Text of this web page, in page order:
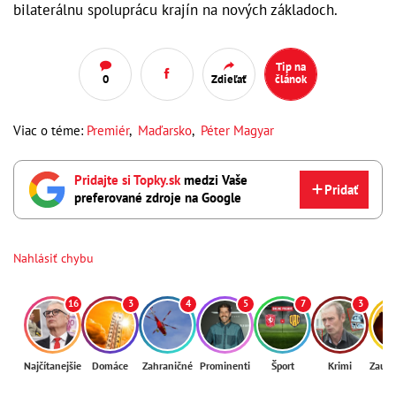
bilaterálnu spoluprácu krajín na nových základoch.
0 Zdieľať
Tip na
článok
Viac o téme: Premiér, Maďarsko, Péter Magyar
Pridajte si Topky.skmedzi Vaše
preferované zdroje na Google
Pridať
Nahlásiť chybu
16
Najčítanejšie
3
Domáce
4
Zahraničné
5
Prominenti
7
Šport
3
Krimi